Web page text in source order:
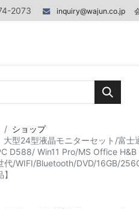
2073 inquiry@wajun.co.jp
ショップ
大型24型液晶モニターセット/富士
D588/ Win11 Pro/MS Office
代/WIFI/Bluetooth/DVD/16GB/